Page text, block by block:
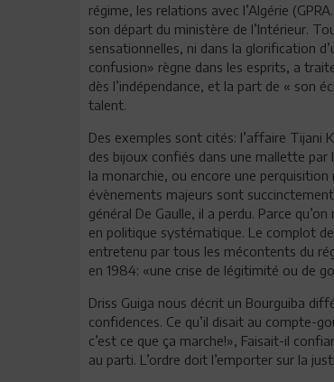
régime, les relations avec l’Algérie
son départ du ministère de l’Intérieur.
sensationnelles, ni dans la glorification
confusion» règne dans les esprits, a
dès l’indépendance, et la part de « son
talent.
Des exemples sont cités: l’affaire Tijani
des bijoux confiés dans une mallette par
la monarchie, ou encore une
évènements majeurs sont
général De Gaulle, il a perdu. Parce
en politique systématique. Le complot
entretenu par tous les mécontents du
en 1984: «une crise de légitimité ou de
Driss Guiga nous décrit un Bourguiba
confidences. Ce qu’il disait au compte-
c’est ce que ça marche!», Faisait-il
au parti. L’ordre doit l’emporter sur la